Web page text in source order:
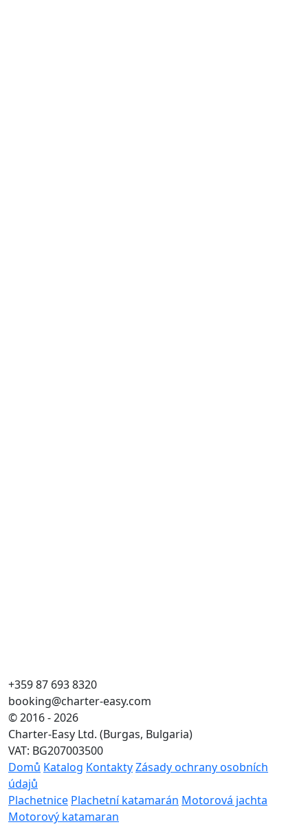
+359 87 693 8320
booking@charter-easy.com
© 2016 - 2026
Charter-Easy Ltd. (Burgas, Bulgaria)
VAT: BG207003500
Domů Katalog KontaktyZásady ochrany osobních
údajů
Plachetnice Plachetní katamarán Motorová jachta
Motorový katamaran